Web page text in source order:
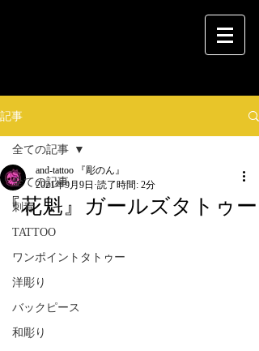
記事
全ての記事
刺青
TATTOO
ワンポイントタトゥー
洋彫り
バックピース
和彫り
全ての記事
『花魁』ガールズタトゥー
and-tattoo 『彫のん』
2021年9月9日 読了時間: 2分